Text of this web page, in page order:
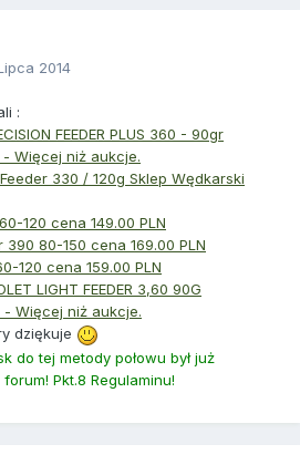
2014
:
FEEDER PLUS 360 - 90gr
Więcej niż aukcje.
330 / 120g Sklep Wędkarski
120 cena 149.00 PLN
80-150 cena 169.00 PLN
120 cena 159.00 PLN
LIGHT FEEDER 3,60 90G
Więcej niż aukcje.
dziękuje
do tej metody połowu był już
Pkt.8 Regulaminu!